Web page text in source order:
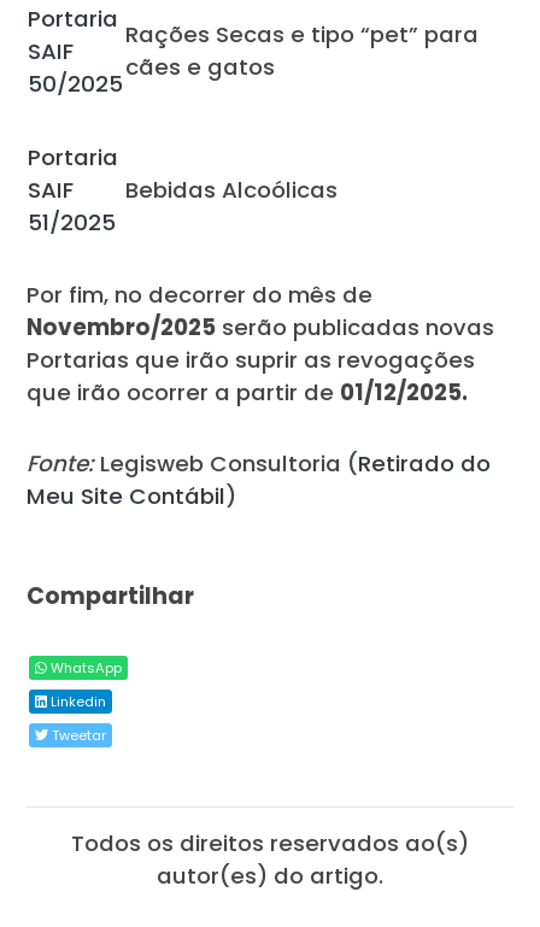
Portaria
SAIF
50/2025
Rações Secas e tipo “pet” para
cães e gatos
Portaria
SAIF
51/2025
Bebidas Alcoólicas
Por fim, no decorrer do mês de
Novembro/2025 serão publicadas novas
Portarias que irão suprir as revogações
que irão ocorrer a partir de 01/12/2025.
Fonte:Legisweb Consultoria (Retirado do
Meu Site Contábil)
Compartilhar
WhatsApp
Linkedin
Tweetar
Todos os direitos reservados ao(s)
autor(es) do artigo.